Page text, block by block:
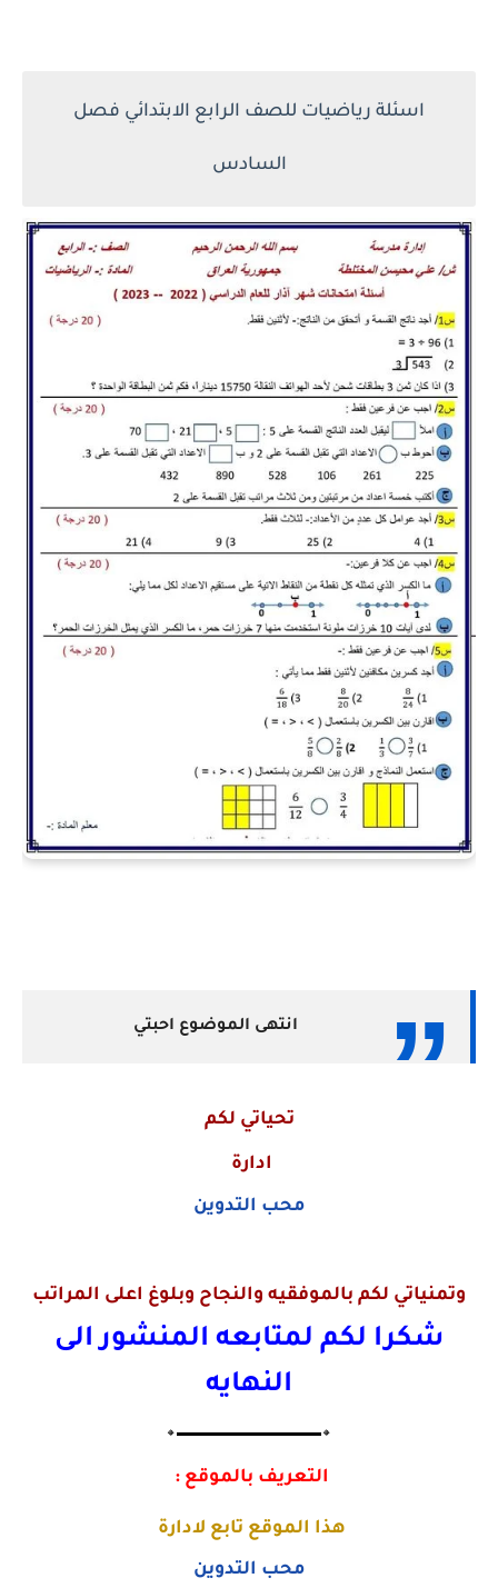
اسئلة رياضيات للصف الرابع الابتدائي فصل
السادس
انتهى الموضوع احبتي
تحياتي لكم
ادارة
محب التدوين
وتمنياتي لكم بالموفقيه والنجاح وبلوغ اعلى المراتب
شكرا لكم لمتابعه المنشور الى
النهايه
🔸▬▬▬▬▬▬▬▬▬▬▬▬▬🔸
التعريف بالموقع :
هذا الموقع تابع لادارة
محب التدوين